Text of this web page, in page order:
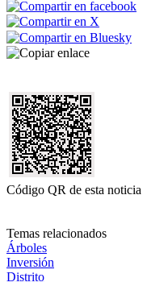
Código QR de esta noticia
Temas relacionados
Árboles
Inversión
Distrito